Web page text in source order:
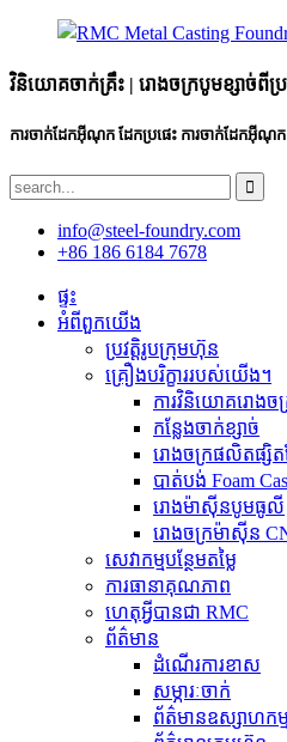
វិនិយោគចាក់គ្រឹះ | រោងចក្របូមខ្សាច់ពី
ការចាក់ដែកអ៊ីណុក ដែកប្រផេះ ការចាក់ដែកអ៊ីណុក
info@steel-foundry.com
+86 186 6184 7678
ផ្ទះ
អំពីពួកយើង
ប្រវត្តិរូបក្រុមហ៊ុន
គ្រឿងបរិក្ខាររបស់យើង។
ការ​វិនិយោគ​រោង​ច
កន្លែងចាក់ខ្សាច់
រោងចក្រផលិតផ្សិ
បាត់បង់ Foam
រោងម៉ាស៊ីនបូមធូលី
រោងចក្រម៉ាស៊ីន
សេវាកម្មបន្ថែមតម្លៃ
ការធានាគុណភាព
ហេតុអ្វីបានជា RMC
ព័ត៌មាន
ដំណើរការខាស
សម្ភារៈចាក់
ព័ត៌មានឧស្សាហកម្ម